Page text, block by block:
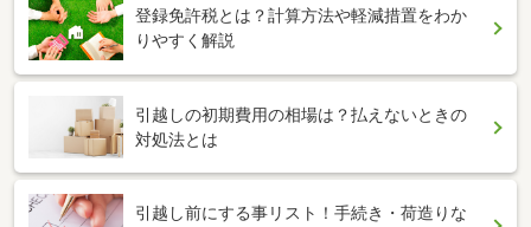
登録免許税とは？計算方法や軽減措置をわか
りやすく解説
引越しの初期費用の相場は？払えないときの
対処法とは
引越し前にする事リスト！手続き・荷造りな